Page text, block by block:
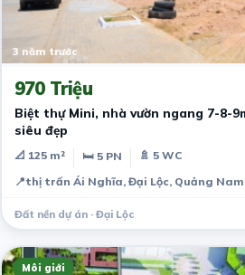
3 năm trước
970 Triệu
Biệt thự Mini, nhà vườn ngang 7-8-
siêu đẹp
📐 125 m² 🛏 5 PN
🚿 5 WC
📍thị trấn Ái Nghĩa, Đại Lộc, Quảng
Đất nền dự án · Đại Lộc
Môi giới